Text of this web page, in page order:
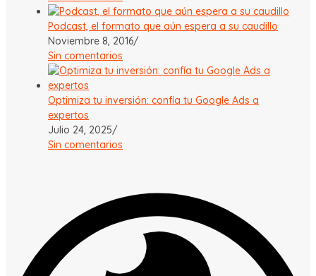
Podcast, el formato que aún espera a su caudillo
Noviembre 8, 2016/
Sin comentarios
Optimiza tu inversión: confía tu Google Ads a
expertos
Julio 24, 2025/
Sin comentarios